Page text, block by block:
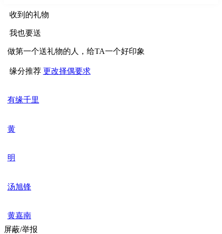
收到的礼物
我也要送
做第一个送礼物的人，给TA一个好印象
缘分推荐 更改择偶要求
有缘千里
黄
明
汤旭锋
黄嘉南
屏蔽/举报